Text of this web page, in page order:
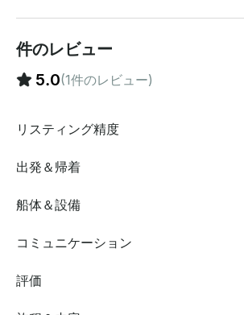
支払い前にGetMyBoatのメッセージプ
通じて回答いたします。「予約をリク
て、パーソナライズされたオファーに
件のレビュー
5.0(1件のレビュー)
リスティング精度
出発＆帰着
船体＆設備
コミュニケーション
評価